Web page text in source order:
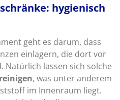
hygienisch
geht es darum, dass
einlagern, die dort vor
Natürlich lassen sich solche
, was unter anderem
im Innenraum liegt.